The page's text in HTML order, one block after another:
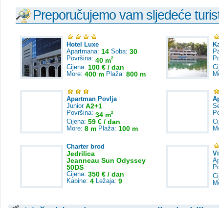
Preporučujemo vam sljedeće
Hotel Luxe
Apartmana: 14 Soba: 30
Površina: 40 m2
Cijena: 100 € / dan
More: 400 m Plaža: 800 m
Apartman Povlja
Junior A2+1
Površina: 34 m2
Cijena: 59 € / dan
More: 8 m Plaža: 100 m
Charter brod
Jedrilica
Jeanneau Sun Odyssey
50DS
Cijena: 350 € / dan
Kabine: 4 Ležaja: 9